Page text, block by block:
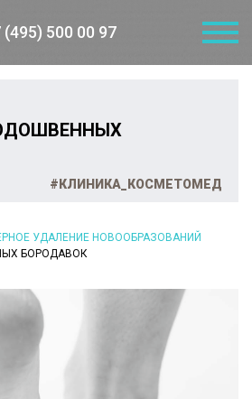
(495) 500 00 97
#КЛИНИКА_КОСМЕТОМЕД
УДАЛЕНИЕ НОВООБРАЗОВАНИЙ
БОРОДАВОК